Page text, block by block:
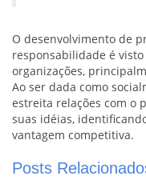
O desenvolvimento de
responsabilidade é
organizações,
Ao ser dada como
estreita relações com o
suas idéias,
vantagem competitiva.
Posts